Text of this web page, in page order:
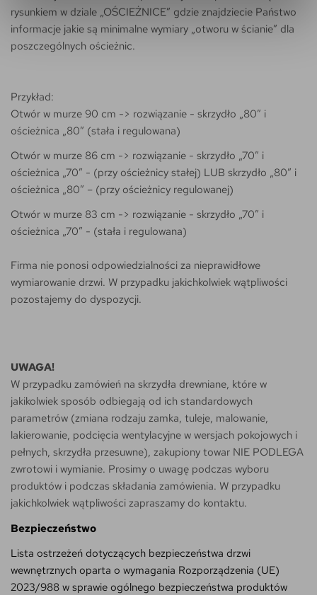
rysunkiem w dziale „OŚCIEŻNICE” gdzie znajdziecie Państwo
informacje jakie są minimalne wymiary „otworu w ścianie” dla
poszczególnych ościeżnic.
Przykład:
Otwór w murze 90 cm -> rozwiązanie - skrzydło „80” i
ościeżnica „80” (stała i regulowana)
Otwór w murze 86 cm -> rozwiązanie - skrzydło „70” i
ościeżnica „70” - (przy ościeżnicy stałej) LUB skrzydło „80” i
ościeżnica „80” – (przy ościeżnicy regulowanej)
Otwór w murze 83 cm -> rozwiązanie - skrzydło „70” i
ościeżnica „70” - (stała i regulowana)
Firma nie ponosi odpowiedzialności za nieprawidłowe
wymiarowanie drzwi. W przypadku jakichkolwiek wątpliwości
pozostajemy do dyspozycji.
UWAGA!
W przypadku zamówień na skrzydła drewniane, które w
jakikolwiek sposób odbiegają od ich standardowych
parametrów (zmiana rodzaju zamka, tuleje, malowanie,
lakierowanie, podcięcia wentylacyjne w wersjach pokojowych i
pełnych, skrzydła przesuwne), zakupiony towar NIE PODLEGA
zwrotowi i wymianie. Prosimy o uwagę podczas wyboru
produktów i podczas składania zamówienia. W przypadku
jakichkolwiek wątpliwości zapraszamy do kontaktu.
Bezpieczeństwo
Lista ostrzeżeń dotyczących bezpieczeństwa drzwi
wewnętrznych oparta o wymagania Rozporządzenia (UE)
2023/988 w sprawie ogólnego bezpieczeństwa produktów